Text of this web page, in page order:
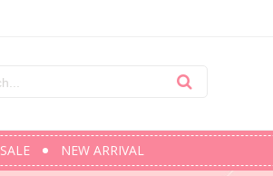
SALE NEW ARRIVAL